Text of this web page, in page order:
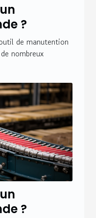
?
de manutention
nombreux
?